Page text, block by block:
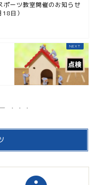
ポーツ教室開催のお知らせ
日）